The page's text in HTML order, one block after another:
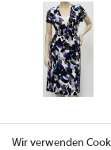
Wir verwenden